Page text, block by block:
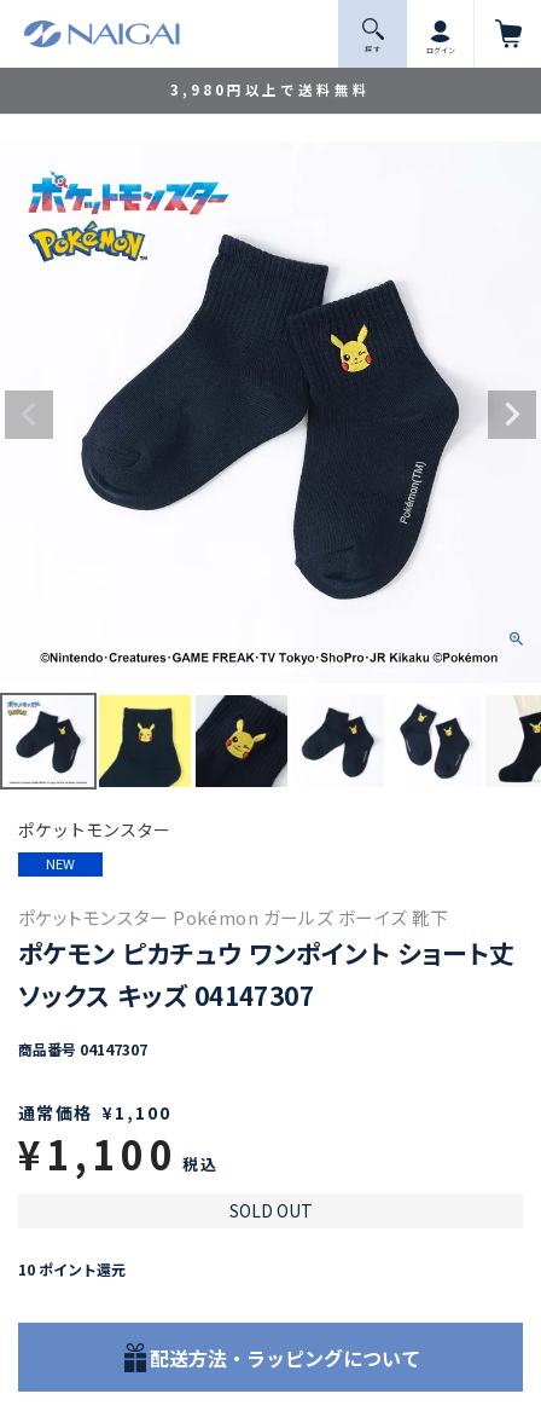
3,980円以上で送料無料
探 す ログイン
ポケットモンスター
NEW
ポケットモンスター Pokémon ガールズ ボーイズ 靴下
ポケモン ピカチュウ ワンポイント ショート丈
ソックス キッズ 04147307
商品番号 04147307
通常価格 ¥1,100
¥1,100 税込
SOLD OUT
10 ポイント還元
配送方法・ラッピングについて